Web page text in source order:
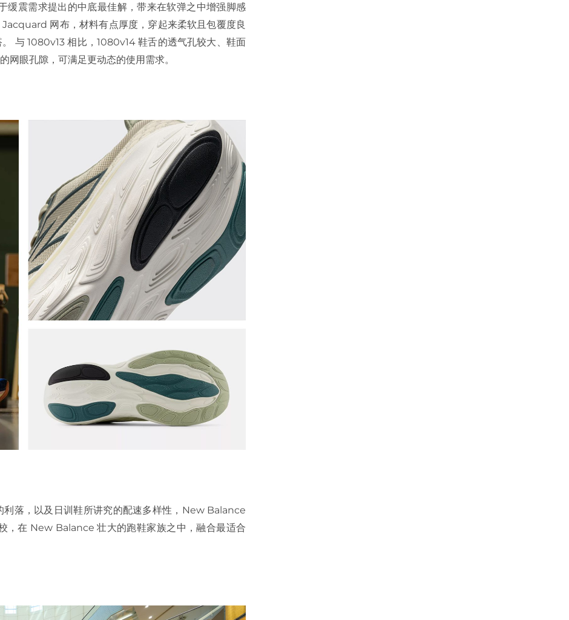
震需求提出的中底最佳解，带来在软弹之中增强脚感
网布，材料有点厚度，穿起来柔软且包覆度良
与 1080v13 相比，1080v14 鞋舌的透气孔较大、鞋面
网眼孔隙，可满足更动态的使用需求。
落，以及日训鞋所讲究的配速多样性，New Balance
，在 New Balance 壮大的跑鞋家族之中，融合最适合